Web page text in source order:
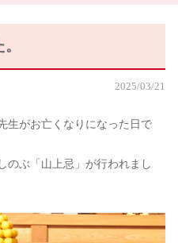
2025/03/21
生がお亡くなりになった日で
のぶ「山上忌」が行われまし